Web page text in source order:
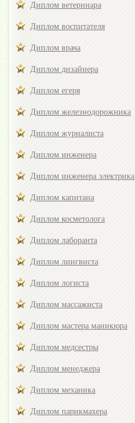
Диплом ветеринара
Диплом воспитателя
Диплом врача
Диплом дизайнера
Диплом егеря
Диплом железнодорожника
Диплом журналиста
Диплом инженера
Диплом инженера электрика
Диплом капитана
Диплом косметолога
Диплом лаборанта
Диплом лингвиста
Диплом логиста
Диплом массажиста
Диплом мастера маникюра
Диплом медсестры
Диплом менеджера
Диплом механика
Диплом парикмахера